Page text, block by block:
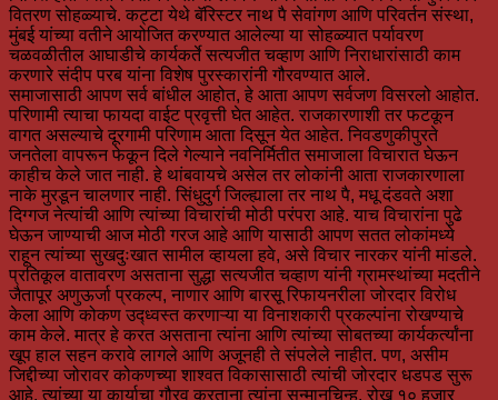
वितरण सोहळ्याचे. कट्टा येथे बॅरिस्टर नाथ पै सेवांगण आणि परिवर्तन संस्था,
मुंबई यांच्या वतीने आयोजित करण्यात आलेल्या या सोहळ्यात पर्यावरण
चळवळीतील आघाडीचे कार्यकर्ते सत्यजीत चव्हाण आणि निराधारांसाठी काम
करणारे संदीप परब यांना विशेष पुरस्कारांनी गौरवण्यात आले.
समाजासाठी आपण सर्व बांधील आहोत, हे आता आपण सर्वजण विसरलो आहोत.
परिणामी त्याचा फायदा वाईट प्रवृत्ती घेत आहेत. राजकारणाशी तर फटकून
वागत असल्याचे दूरगामी परिणाम आता दिसून येत आहेत. निवडणुकीपुरते
जनतेला वापरून फेकून दिले गेल्याने नवनिर्मितीत समाजाला विचारात घेऊन
काहीच केले जात नाही. हे थांबवायचे असेल तर लोकांनी आता राजकारणाला
नाके मुरडून चालणार नाही. सिंधुदुर्ग जिल्ह्याला तर नाथ पै, मधू दंडवते अशा
दिग्गज नेत्यांची आणि त्यांच्या विचारांची मोठी परंपरा आहे. याच विचारांना पुढे
घेऊन जाण्याची आज मोठी गरज आहे आणि यासाठी आपण सतत लोकांमध्ये
राहून त्यांच्या सुखदुःखात सामील व्हायला हवे, असे विचार नारकर यांनी मांडले.
प्रतिकूल वातावरण असताना सुद्धा सत्यजीत चव्हाण यांनी ग्रामस्थांच्या मदतीने
जैतापूर अणुऊर्जा प्रकल्प, नाणार आणि बारसू रिफायनरीला जोरदार विरोध
केला आणि कोकण उद्ध्वस्त करणाऱ्या या विनाशकारी प्रकल्पांना रोखण्याचे
काम केले. मात्र हे करत असताना त्यांना आणि त्यांच्या सोबतच्या कार्यकर्त्यांना
खूप हाल सहन करावे लागले आणि अजूनही ते संपलेले नाहीत. पण, असीम
जिद्दीच्या जोरावर कोकणच्या शाश्वत विकासासाठी त्यांची जोरदार धडपड सुरू
आहे. त्यांच्या या कार्याचा गौरव करताना त्यांना सन्मानचिन्ह, रोख १० हजार